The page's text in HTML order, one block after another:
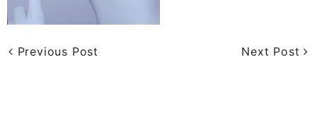
Previous Post Next Post